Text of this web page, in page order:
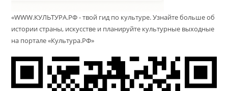
«WWW.КУЛЬТУРА.РФ - твой гид по культуре. Узнайте больше об
истории страны, искусстве и планируйте культурные выходные
на портале «Культура.РФ»